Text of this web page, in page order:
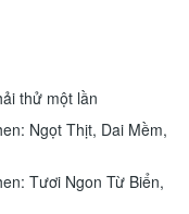
thử một lần
Ngọt Thịt, Dai Mềm,
Tươi Ngon Từ Biển,